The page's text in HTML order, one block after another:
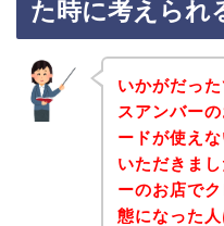
た時に考えられ
いかがだっ
スアンバー
ードが使え
いただきま
ーのお店で
態になった